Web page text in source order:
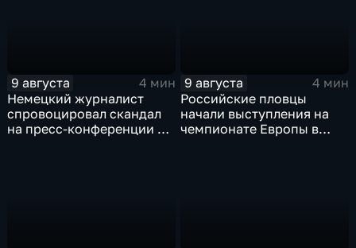
9 августа
4 мин
Немецкий журналист
спровоцировал скандал
на пресс-конференции в
9 августа
4 мин
Российские пловцы
начали выступления на
чемпионате Европы в